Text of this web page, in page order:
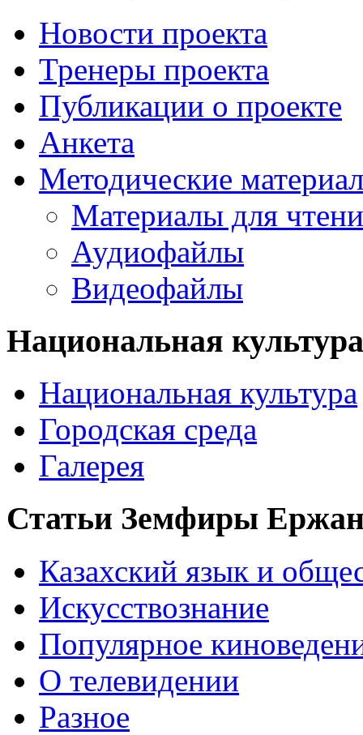
Новости проекта
Тренеры проекта
Публикации о проекте
Анкета
Методические
Материалы для
Аудиофайлы
Видеофайлы
Национальная культура
Национальная культура
Городская среда
Галерея
Статьи Земфиры
Казахский язык и
Искусствознание
Популярное
О телевидении
Разное